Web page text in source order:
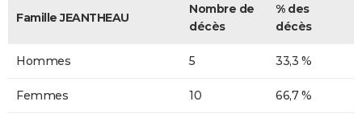
Famille JEANTHEAU
Nombre de
décès
% des
décès
Hommes 5 33,3 %
Femmes 10 66,7 %